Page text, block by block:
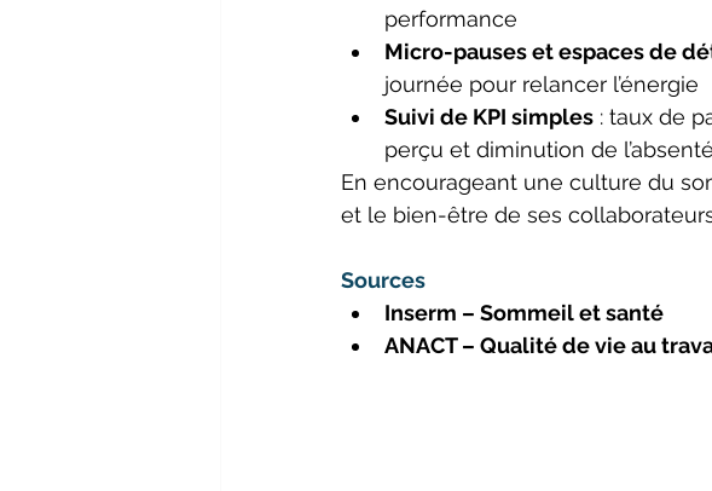
performance
Micro-pauses et espaces de
journée pour relancer l’énergie
Suivi de KPI simples : taux de
perçu et diminution de
En encourageant une culture du
et le bien-être de ses
Sources
Inserm – Sommeil et santé
ANACT – Qualité de vie au